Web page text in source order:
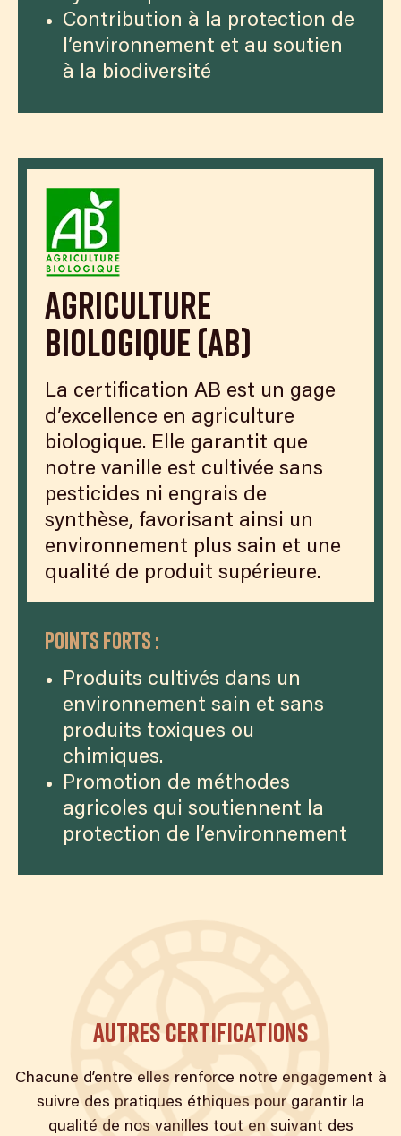
Contribution à la protection de
l’environnement et au soutien
à la biodiversité
Agriculture
Biologique (AB)
La certification AB est un gage
d’excellence en agriculture
biologique. Elle garantit que
notre vanille est cultivée sans
pesticides ni engrais de
synthèse, favorisant ainsi un
environnement plus sain et une
qualité de produit supérieure.
Points forts :
Produits cultivés dans un
environnement sain et sans
produits toxiques ou
chimiques.
Promotion de méthodes
agricoles qui soutiennent la
protection de l’environnement
Autres certifications
Chacune d’entre elles renforce notre engagement à
suivre des pratiques éthiques pour garantir la
qualité de nos vanilles tout en suivant des